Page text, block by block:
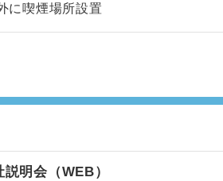
に喫煙場所設置
説明会（WEB）